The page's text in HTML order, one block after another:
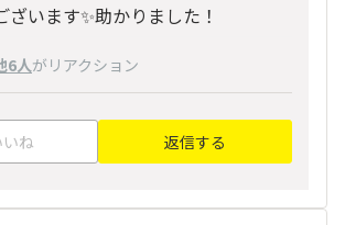
ざいます✨助かりました！
6人がリアクション
ね 返信する